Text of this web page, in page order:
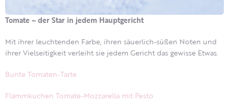
Tomate – der Star in jedem Hauptgericht
Mit ihrer leuchtenden Farbe, ihren säuerlich-süßen Noten und
ihrer Vielseitigkeit verleiht sie jedem Gericht das gewisse Etwas.
Bunte Tomaten-Tarte
Flammkuchen Tomate-Mozzarella mit Pesto